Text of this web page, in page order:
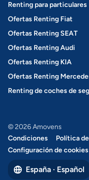
Renting para particulares
Ofertas Renting Fiat
Ofertas Renting SEAT
Ofertas Renting Audi
Ofertas Renting KIA
Ofertas Renting
Renting de coches de
© 2026 Amovens
Condiciones
Política
Configuración de cookies
España · Español